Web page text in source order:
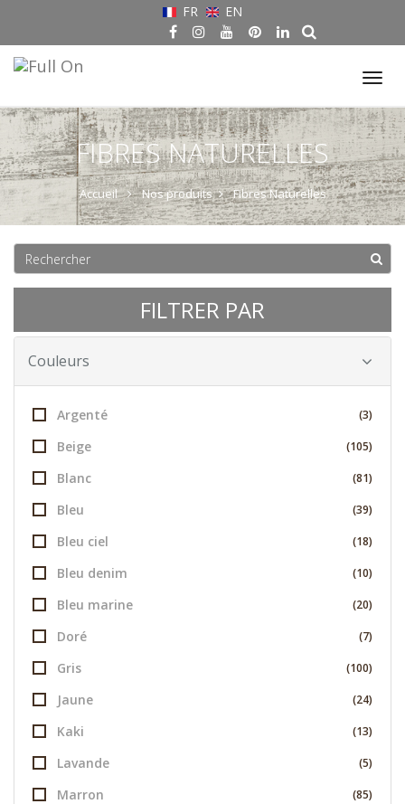
FR EN
FIBRES NATURELLES
Accueil Nos produits Fibres Naturelles
FILTRER PAR
Couleurs
Argenté (3)
Beige (105)
Blanc (81)
Bleu (39)
Bleu ciel (18)
Bleu denim (10)
Bleu marine (20)
Doré (7)
Gris (100)
Jaune (24)
Kaki (13)
Lavande (5)
Marron (85)